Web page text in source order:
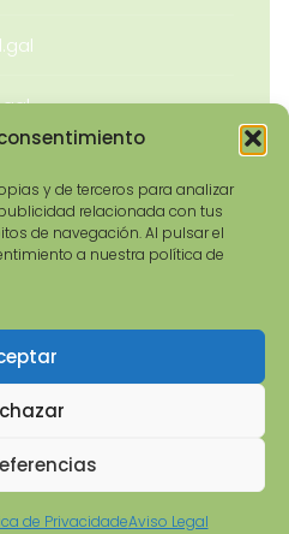
y de terceros para analizar
relacionada con tus
de navegación. Al pulsar el
a nuestra política de
de PrivacidadeAviso Legal
GDR-9 | Todos os
e Denvolvemento: